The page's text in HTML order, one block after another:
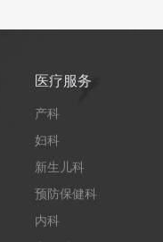
医疗服务
产科
妇科
新生儿科
预防保健科
内科